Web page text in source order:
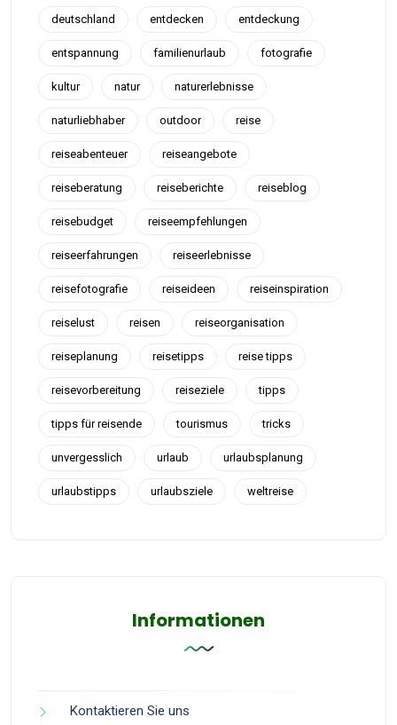
deutschland entdecken entdeckung
entspannung familienurlaub fotografie
kultur natur naturerlebnisse
naturliebhaber outdoor reise
reiseabenteuer reiseangebote
reiseberatung reiseberichte reiseblog
reisebudget reiseempfehlungen
reiseerfahrungen reiseerlebnisse
reisefotografie reiseideen reiseinspiration
reiselust reisen reiseorganisation
reiseplanung reisetipps reise tipps
reisevorbereitung reiseziele tipps
tipps für reisende tourismus tricks
unvergesslich urlaub urlaubsplanung
urlaubstipps urlaubsziele weltreise
Informationen
Kontaktieren Sie uns